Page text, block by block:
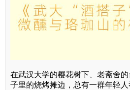
在武汉大学的樱花树下、老斋舍
子里的烧烤摊边，总有一群年轻